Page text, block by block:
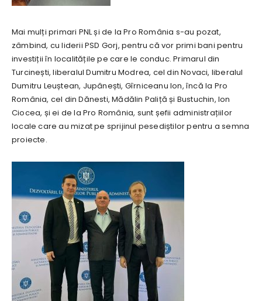
Mai mulți primari PNL și de la Pro România s-au pozat,
zâmbind, cu liderii PSD Gorj, pentru că vor primi bani pentru
investiții în localitățile pe care le conduc. Primarul din
Turcinești, liberalul Dumitru Modrea, cel din Novaci, liberalul
Dumitru Leuștean, Jupânești, Gîrniceanu Ion, încă la Pro
România, cel din Dănesti, Mădălin Paliță și Bustuchin, Ion
Ciocea, și ei de la Pro România, sunt șefii administrațiilor
locale care au mizat pe sprijinul pesediștilor pentru a semna
proiecte.